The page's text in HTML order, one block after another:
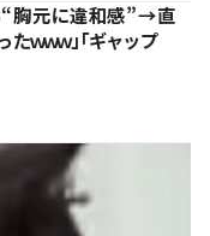
“胸元に違和感”→直
ｗｗｗ」「ギャップ